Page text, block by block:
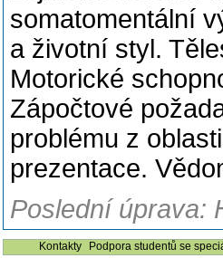
somatomentální
a životní styl.
Motorické
Zápočtové
problému z
prezentace.
Poslední úprava:
Kontakty Podpora studentů se